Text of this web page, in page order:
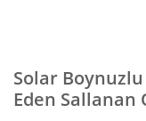
Solar
Eden Sallanan